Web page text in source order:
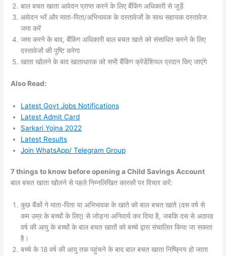
बाल बचत खाता आवेदन प्राप्त करने के लिए बैंकिंग अधिकारी से जुड़ें
आवेदन भरें और माता-पिता/अभिभावक के दस्तावेजों के साथ सहायक दस्तावेज
जमा करें
जमा करने के बाद, बैंकिंग अधिकारी बाल बचत खाते को संसाधित करने के लिए
दस्तावेजों की पुष्टि करेगा
खाता खोलने के बाद खाताधारक को सभी बैंकिंग क्रेडेंशियल प्रदान किए जाएंगे
Also Read:
Latest Govt Jobs Notifications
Latest Admit Card
Sarkari Yojna 2022
Latest Results
Join WhatsApp/ Telegram Group
7 things to know before opening a Child Savings Account
बाल बचत खाता खोलने से पहले निम्नलिखित कारकों पर विचार करें:
कुछ बैंकों ने माता-पिता या अभिभावक के खाते को बाल बचत खाते (दस वर्ष से
कम उम्र के बच्चों के लिए) से जोड़ना अनिवार्य कर दिया है, जबकि दस से अठारह
वर्ष की आयु के बच्चों के बाल बचत खातों को बच्चे द्वारा संचालित किया जा सकता
है।
बच्चे के 18 वर्ष की आयु तक पहुंचने के बाद बाल बचत खाता निष्क्रिय हो जाता